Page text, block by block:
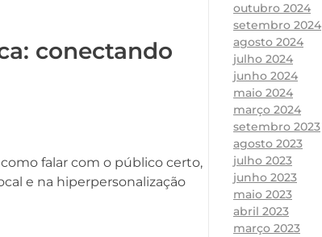
conectando
falar com o público certo,
e na hiperpersonalização
outubro 2024
setembro 2024
agosto 2024
julho 2024
junho 2024
maio 2024
março 2024
setembro 2023
agosto 2023
julho 2023
junho 2023
maio 2023
abril 2023
março 2023